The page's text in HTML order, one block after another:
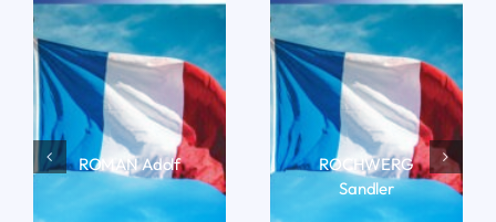
ROMAN Adolf
LIRE LA BIO
ROCHWERG
Sandler